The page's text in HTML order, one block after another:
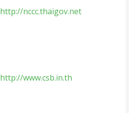
http://nccc.thaigov.net
http://www.csb.in.th